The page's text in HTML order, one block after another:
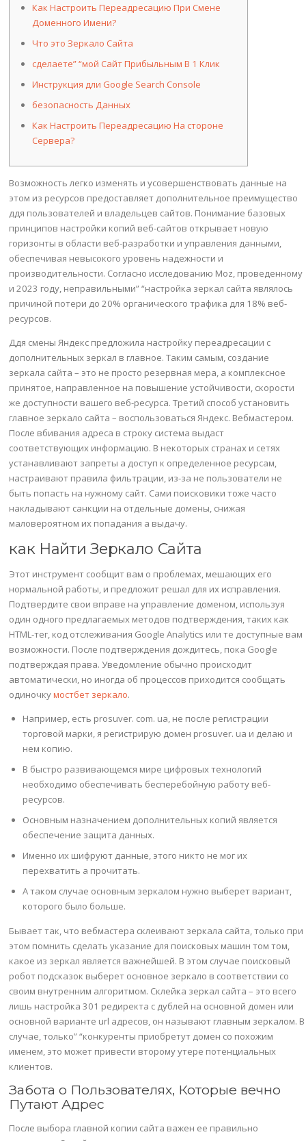
Как Настроить Переадресацию При Смене
Доменного Имени?
Что это Зеркало Сайта
сделаете” “мой Сайт Прибыльным В 1 Клик
Инструкция дли Google Search Console
безопасность Данных
Как Настроить Переадресацию На стороне
Сервера?
Возможность легко изменять и усовершенствовать данные на
этом из ресурсов предоставляет дополнительное преимущество
ддя пользователей и владельцев сайтов. Понимание базовых
принципов настройки копий веб-сайтов открывает новую
горизонты в области веб-разработки и управления данными,
обеспечивая невысокого уровень надежности и
производительности. Согласно исследованию Moz, проведенному
и 2023 году, неправильными” “настройка зеркал сайта являлось
причиной потери до 20% органического трафика для 18% веб-
ресурсов.
Ддя смены Яндекс предложила настройку переадресации с
дополнительных зеркал в главное. Таким самым, создание
зеркала сайта – это не просто резервная мера, а комплексное
принятое, направленное на повышение устойчивости, скорости
же доступности вашего веб-ресурса. Третий способ установить
главное зеркало сайта – воспользоваться Яндекс. Вебмастером.
После вбивания адреса в строку система выдаст
соответствующих информацию. В некоторых странах и сетях
устанавливают запреты а доступ к определенное ресурсам,
настраивают правила фильтрации, из-за не пользователи не
быть попасть на нужному сайт. Сами поисковики тоже часто
накладывают санкции на отдельные домены, снижая
маловероятном их попадания а выдачу.
как Найти Зеркало Сайта
Этот инструмент сообщит вам о проблемах, мешающих его
нормальной работы, и предложит решал для их исправления.
Подтвердите свои вправе на управление доменом, используя
один одного предлагаемых методов подтверждения, таких как
HTML-тег, код отслеживания Google Analytics или те доступные вам
возможности. После подтверждения дождитесь, пока Google
подтверждая права. Уведомление обычно происходит
автоматически, но иногда об процессов приходится сообщать
одиночкумостбет зеркало.
Например, есть prosuver. com. ua, не после регистрации
торговой марки, я регистрирую домен prosuver. ua и делаю и
нем копию.
В быстро развивающемся мире цифровых технологий
необходимо обеспечивать бесперебойную работу веб-
ресурсов.
Основным назначением дополнительных копий является
обеспечение защита данных.
Именно их шифруют данные, этого никто не мог их
перехватить а прочитать.
А таком случае основным зеркалом нужно выберет вариант,
которого было больше.
Бывает так, что вебмастера склеивают зеркала сайта, только при
этом помнить сделать указание для поисковых машин том том,
какое из зеркал является важнейшей. В этом случае поисковый
робот подсказок выберет основное зеркало в соответствии со
своим внутренним алгоритмом. Склейка зеркал сайта – это всего
лишь настройка 301 редиректа с дублей на основной домен или
основной варианте url адресов, он называют главным зеркалом. В
случае, только” “конкуренты приобретут домен со похожим
именем, это может привести второму утере потенциальных
клиентов.
Забота о Пользователях, Которые вечно
Путают Адрес
После выбора главной копии сайта важен ее правильно